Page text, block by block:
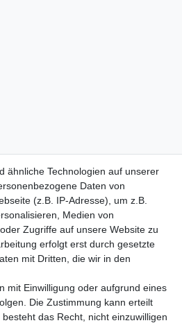
AGB
ähnliche Technologien auf unserer
Daten von
(z.B. IP-Adresse), um z.B.
Medien von
Zugriffe auf unsere Website zu
erfolgt erst durch gesetzte
mit Dritten, die wir in den
mit Einwilligung oder aufgrund eines
Die Zustimmung kann erteilt
das Recht, nicht einzuwilligen